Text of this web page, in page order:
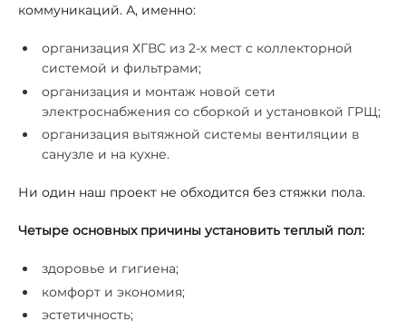
коммуникаций. А, именно:
организация ХГВС из 2-х мест с коллекторной
системой и фильтрами;
организация и монтаж новой сети
электроснабжения со сборкой и установкой ГРЩ;
организация вытяжной системы вентиляции в
санузле и на кухне.
Ни один наш проект не обходится без стяжки пола.
Четыре основных причины установить теплый пол:
здоровье и гигиена;
комфорт и экономия;
эстетичность;